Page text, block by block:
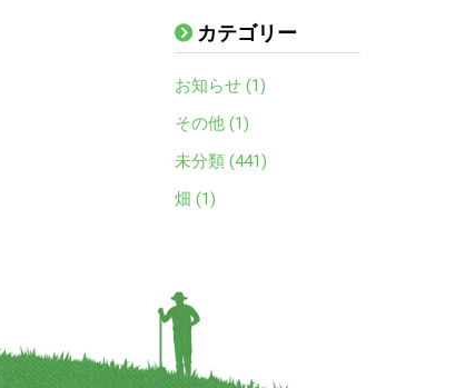
カテゴリー
お知らせ (1)
その他 (1)
未分類 (441)
畑 (1)